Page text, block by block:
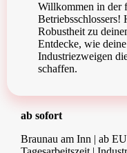
Willkommen in der
Betriebsschlossers!
Robustheit zu
Entdecke, wie
Industriezweigen
schaffen.
ab sofort
Braunau am Inn | ab